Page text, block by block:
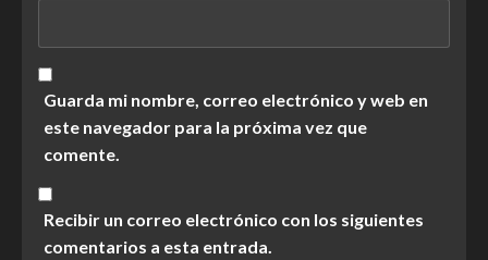
Guarda mi nombre, correo electrónico y web en
este navegador para la próxima vez que
comente.
Recibir un correo electrónico con los siguientes
comentarios a esta entrada.